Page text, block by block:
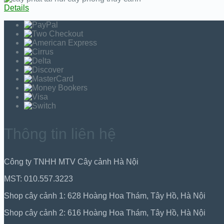
Details
Thông tin liên hệ
Công ty TNHH MTV Cây cảnh Hà Nội
MST: 010.557.3223
Shop cây cảnh 1: 628 Hoàng Hoa Thám, Tây Hồ, Hà Nội
Shop cây cảnh 2: 616 Hoàng Hoa Thám, Tây Hồ, Hà Nội